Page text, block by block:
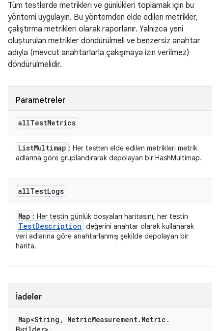
Tüm testlerde metrikleri ve günlükleri toplamak için bu
yöntemi uygulayın. Bu yöntemden elde edilen metrikler,
çalıştırma metrikleri olarak raporlanır. Yalnızca yeni
oluşturulan metrikler döndürülmeli ve benzersiz anahtar
adıyla (mevcut anahtarlarla çakışmaya izin verilmez)
döndürülmelidir.
Parametreler
allTestMetrics
ListMultimap : Her testten elde edilen metrikleri metrik
adlarına göre gruplandırarak depolayan bir HashMultimap.
allTestLogs
Map : Her testin günlük dosyaları haritasını, her testin
TestDescription değerini anahtar olarak kullanarak
veri adlarına göre anahtarlanmış şekilde depolayan bir
harita.
İadeler
Map<String , MetricMeasurement. Metric .